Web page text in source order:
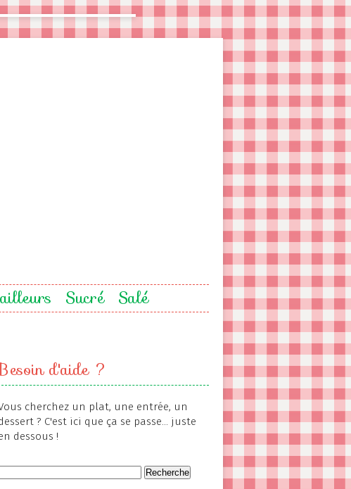
Sucré Salé
d'aide ?
cherchez un plat, une entrée, un
? C'est ici que ça se passe... juste
dessous !